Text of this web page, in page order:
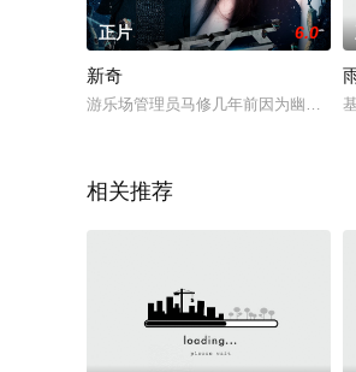
正片 6.0
新奇
游乐场管理员马修几年前因为幽闭恐
相关推荐